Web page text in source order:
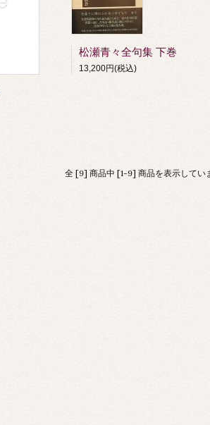
松瀬青々全句集 下巻
13,200円(税込)
全 [9] 商品中 [1-9] 商品を表示してい